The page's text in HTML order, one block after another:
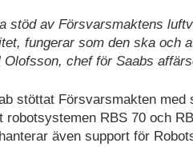
stöd av Försvarsmaktens
fungerar som den ska och
chef för Saabs
stöttat Försvarsmakten
robotsystemen RBS 70 och
även support för